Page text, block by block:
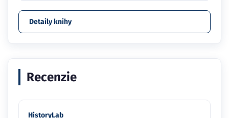
Detaily knihy
Recenzie
HistoryLab